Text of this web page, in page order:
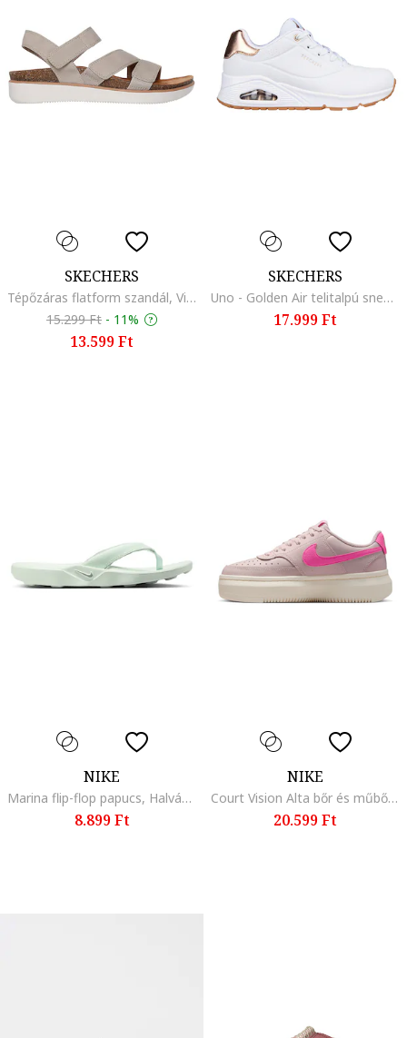
SKECHERS
Tépőzáras flatform szandál, Világos tópbarna
15.299 Ft - 11%
13.599 Ft
SKECHERS
Uno - Golden Air telitalpú sneaker, Fehér/Rózsaarany
17.999 Ft
NIKE
Marina flip-flop papucs, Halványzöld
8.899 Ft
NIKE
Court Vision Alta bőr és műbőr flatform sneaker, Rózsaszín/Púderrózsaszín
20.599 Ft